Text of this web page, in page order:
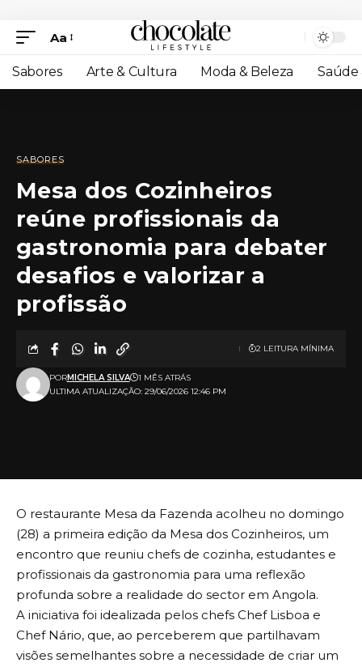
Aa
Sabores Arte & Cultura Moda & Beleza Saúde
SABORES
Mesa dos Cozinheiros
reúne profissionais da
gastronomia para debater
desafios e valorizar a
profissão
ULTIMA ATUALIZAÇÃO: 29/06/2026 12:46 PM
PORMICHELA SILVA 1 MÊS ATRÁS
2 LEITURA MÍNIMA
O restaurante Mesa da Fazenda acolheu no domingo
(28) a primeira edição da Mesa dos Cozinheiros, um
encontro que reuniu chefs de cozinha, estudantes e
profissionais da gastronomia para uma reflexão
profunda sobre a realidade do sector em Angola.
A iniciativa foi idealizada pelos chefs Chef Lisboa e
Chef Nário, que, ao perceberem que partilhavam
visões semelhantes sobre a necessidade de criar um